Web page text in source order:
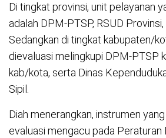
Di tingkat provinsi, unit pelayanan
adalah DPM-PTSP, RSUD
Sedangkan di tingkat kabupaten/
dievaluasi melingkupi DPM-PTSP
kab/kota, serta Dinas
Sipil.
Diah menerangkan, instrumen
evaluasi mengacu pada Peraturan